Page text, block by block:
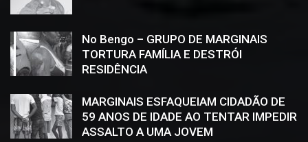
No Bengo – GRUPO DE MARGINAIS
TORTURA FAMÍLIA E DESTRÓI
RESIDÊNCIA
MARGINAIS ESFAQUEIAM CIDADÃO DE
59 ANOS DE IDADE AO TENTAR IMPEDIR
ASSALTO A UMA JOVEM